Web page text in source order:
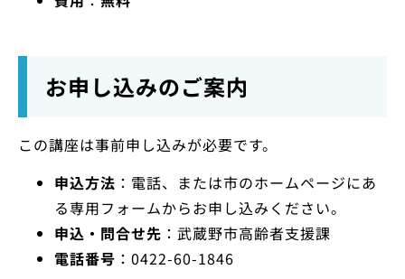
お申し込みのご案内
この講座は事前申し込みが必要です。
申込方法 ：電話、または市のホームページにあ
る専用フォームからお申し込みください。
申込・問合せ先 ：武蔵野市高齢者支援課
電話番号 ：0422-60-1846